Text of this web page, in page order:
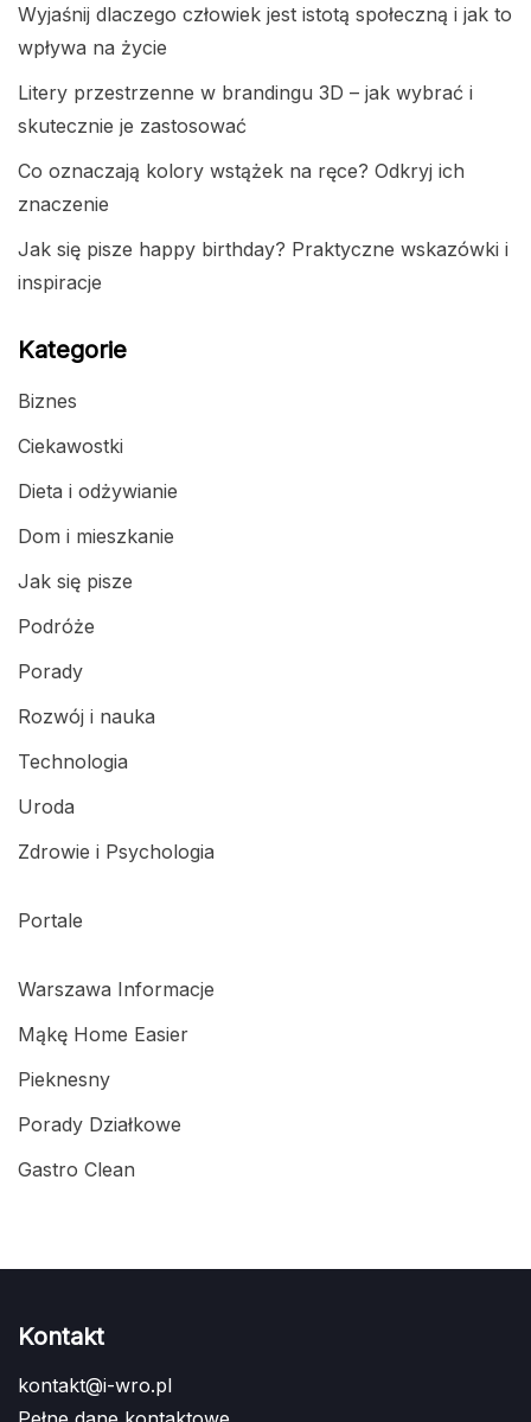
Wyjaśnij dlaczego człowiek jest istotą społeczną i jak to
wpływa na życie
Litery przestrzenne w brandingu 3D – jak wybrać i
skutecznie je zastosować
Co oznaczają kolory wstążek na ręce? Odkryj ich
znaczenie
Jak się pisze happy birthday? Praktyczne wskazówki i
inspiracje
Kategorie
Biznes
Ciekawostki
Dieta i odżywianie
Dom i mieszkanie
Jak się pisze
Podróże
Porady
Rozwój i nauka
Technologia
Uroda
Zdrowie i Psychologia
Portale
Warszawa Informacje
Mąkę Home Easier
Pieknesny
Porady Działkowe
Gastro Clean
Kontakt
kontakt@i-wro.pl